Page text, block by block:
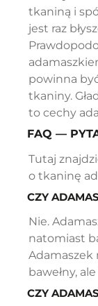
tkaniną i
jest raz
powinna
tkaniny.
to cechy
FAQ —
Tutaj
o tkaninę
CZY
Nie.
natomiast
Adamaszek
bawełny,
CZY